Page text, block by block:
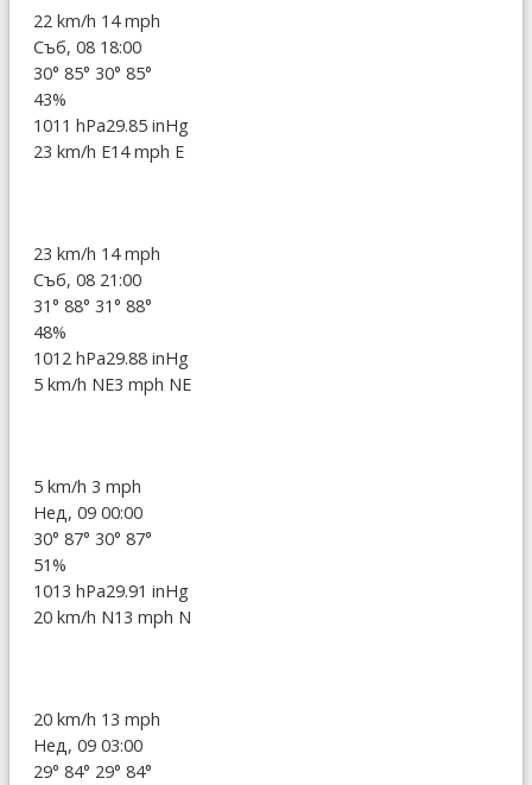
22 km/h 14 mph
Съб, 08 18:00
30° 85° 30° 85°
43%
1011 hPa29.85 inHg
23 km/h E14 mph E
23 km/h 14 mph
Съб, 08 21:00
31° 88° 31° 88°
48%
1012 hPa29.88 inHg
5 km/h NE3 mph NE
5 km/h 3 mph
Нед, 09 00:00
30° 87° 30° 87°
51%
1013 hPa29.91 inHg
20 km/h N13 mph N
20 km/h 13 mph
Нед, 09 03:00
29° 84° 29° 84°